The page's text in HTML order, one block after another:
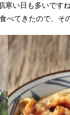
い日も多いです
べてきたので、そ